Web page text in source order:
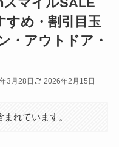
すめ・割引目玉
・アウトドア・
3月28日 2026年2月15日
れています。